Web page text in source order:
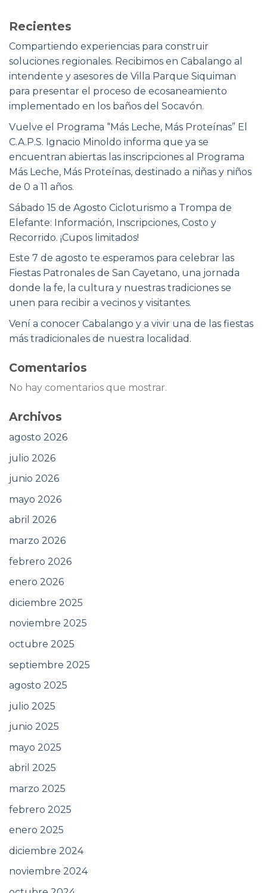
Recientes
Compartiendo experiencias para construir
soluciones regionales. Recibimos en Cabalango al
intendente y asesores de Villa Parque Siquiman
para presentar el proceso de ecosaneamiento
implementado en los baños del Socavón.
Vuelve el Programa “Más Leche, Más Proteínas” El
C.A.P.S. Ignacio Minoldo informa que ya se
encuentran abiertas las inscripciones al Programa
Más Leche, Más Proteínas, destinado a niñas y niños
de 0 a 11 años.
Sábado 15 de Agosto Cicloturismo a Trompa de
Elefante: Información, Inscripciones, Costo y
Recorrido. ¡Cupos limitados!
Este 7 de agosto te esperamos para celebrar las
Fiestas Patronales de San Cayetano, una jornada
donde la fe, la cultura y nuestras tradiciones se
unen para recibir a vecinos y visitantes.
Vení a conocer Cabalango y a vivir una de las fiestas
más tradicionales de nuestra localidad.
Comentarios
No hay comentarios que mostrar.
Archivos
agosto 2026
julio 2026
junio 2026
mayo 2026
abril 2026
marzo 2026
febrero 2026
enero 2026
diciembre 2025
noviembre 2025
octubre 2025
septiembre 2025
agosto 2025
julio 2025
junio 2025
mayo 2025
abril 2025
marzo 2025
febrero 2025
enero 2025
diciembre 2024
noviembre 2024